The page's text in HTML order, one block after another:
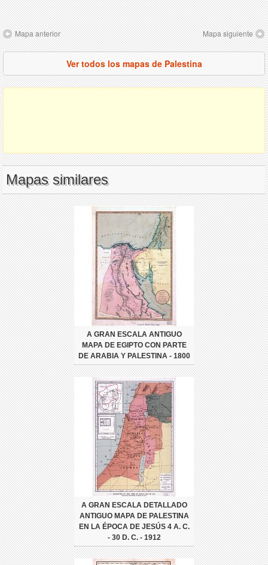
Mapa anterior Mapa siguiente
Ver todos los mapas de Palestina
Mapas similares
A GRAN ESCALA ANTIGUO
MAPA DE EGIPTO CON PARTE
DE ARABIA Y PALESTINA - 1800
A GRAN ESCALA DETALLADO
ANTIGUO MAPA DE PALESTINA
EN LA ÉPOCA DE JESÚS 4 A. C.
- 30 D. C. - 1912